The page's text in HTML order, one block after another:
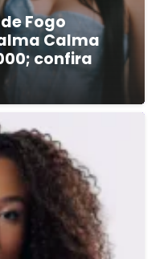
Fogo
Calma
confira